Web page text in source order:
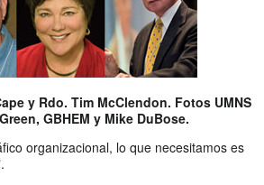
y Rdo. Tim McClendon. Fotos UMNS
GBHEM y Mike DuBose.
organizacional, lo que necesitamos es